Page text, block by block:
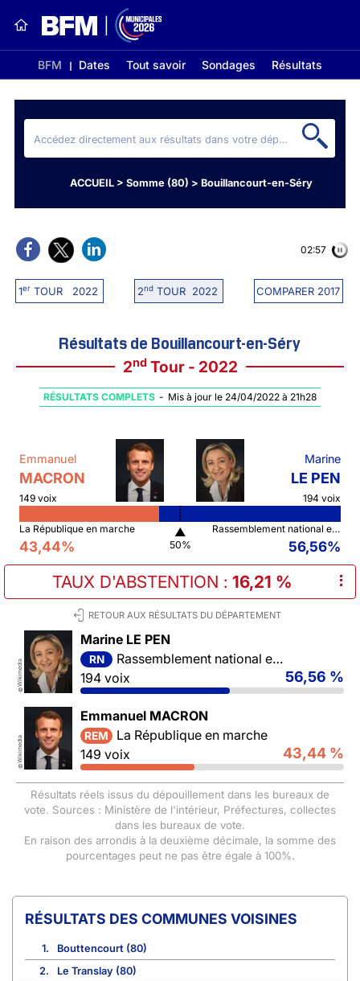
BFM Dates Tout savoir Sondages Résultats
ACCUEIL > Somme (80) > Bouillancourt-en-Séry
1erTOUR 2022 2ndTOUR 2022 COMPARER 2017
02:56
Résultats de Bouillancourt-en-Séry
2ndTour - 2022
RÉSULTATS COMPLETS - Mis à jour le 24/04/2022 à 21h28
Emmanuel
MACRON
149 voix
Marine
LE PEN
194 voix
La République en marche
43,44%
▲
50%
Rassemblement national et ses alliés
56,56%
TAUX D'ABSTENTION : 16,21 % ⠇
RETOUR AUX RÉSULTATS DU DÉPARTEMENT
©
Wikimedia
Marine LE PEN
RN
Rassemblement national et ses alliés
194 voix
56,56 %
©
Wikimedia
Emmanuel MACRON
REM
La République en marche
149 voix
43,44 %
Résultats réels issus du dépouillement dans les bureaux de
vote. Sources : Ministère de l'intérieur, Préfectures, collectes
dans les bureaux de vote.
En raison des arrondis à la deuxième décimale, la somme des
pourcentages peut ne pas être égale à 100%.
COMMUNES VOISINES
1.
Bouttencourt (80)
2.
Le Translay (80)